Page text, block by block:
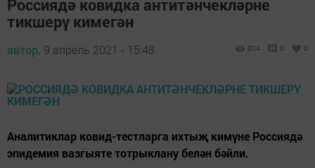
Россиядә ковидка антитәнчекләрне
тикшерү кимегән
автор, 9 апрель 2021 - 15:48 804 0 0
Аналитиклар ковид-тестларга ихтыҗ кимүне Россиядә
эпидемия вазгыяте тотрыклану белән бәйли.